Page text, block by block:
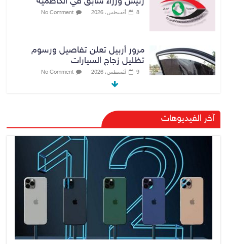
8 أغسطس، 2026 No Comment
مرور أربيل تعلن تفاصيل ورسوم
تظليل زجاج السيارات
9 أغسطس، 2026 No Comment
صدور أمر قبض بحق وزير العمل
السابق أحمد الأسدي
الدخيل يفتتح مستشفى الأورام
والطب النووي التخصصي في
الموصل
9 أغسطس، 2026 No Comment
آخر الفيديوهات